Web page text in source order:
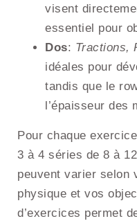
visent
essentiel pour
Dos: Tractions,
idéales pour
tandis que le
l’épaisseur des
Pour chaque
3 à 4 séries de 8 à
peuvent varier selon
physique et vos
d’exercices permet